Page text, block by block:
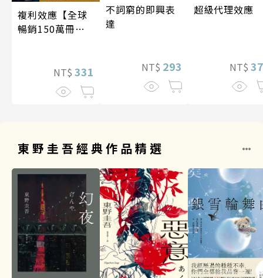
複利效應【全球
暢銷150萬冊・
NT$ 331
不詞窮的即興表
達
NT$ 293
超級代理效應
NT$
東野圭吾經典作品精選